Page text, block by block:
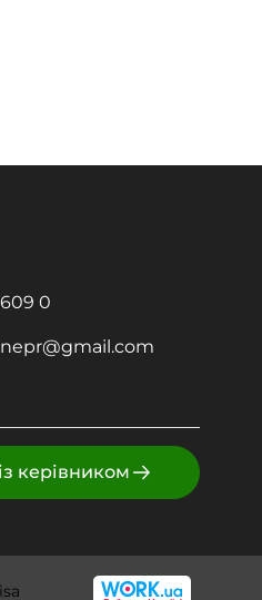
0
керівником